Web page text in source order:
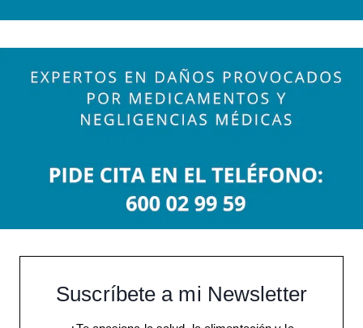
Suscríbete a mi Newsletter